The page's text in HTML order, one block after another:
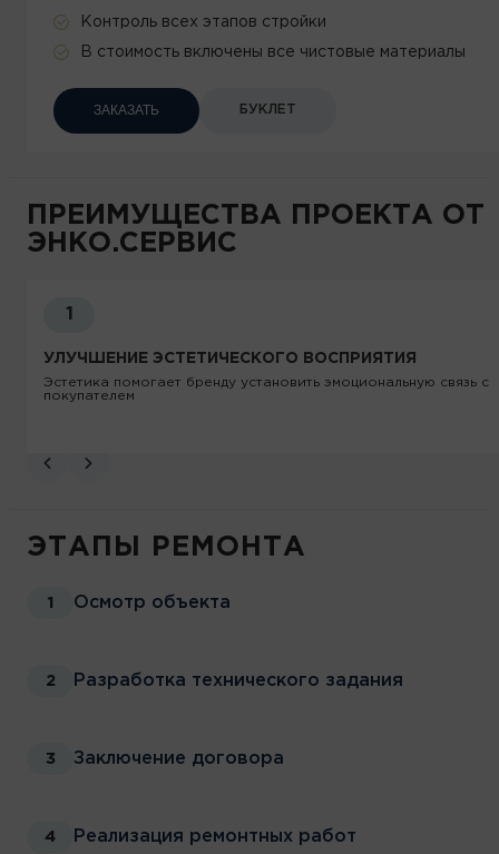
Контроль всех этапов стройки
В стоимость включены все чистовые материалы
ЗАКАЗАТЬ БУКЛЕТ
ПРЕИМУЩЕСТВА ПРОЕКТА ОТ
ЭНКО.СЕРВИС
УЛУЧШЕНИЕ ЭСТЕТИЧЕСКОГО ВОСПРИЯТИЯ
Эстетика помогает бренду установить эмоциональную связь с
покупателем
ЭТАПЫ РЕМОНТА
1 Осмотр объекта
2 Разработка технического задания
3 Заключение договора
4 Реализация ремонтных работ